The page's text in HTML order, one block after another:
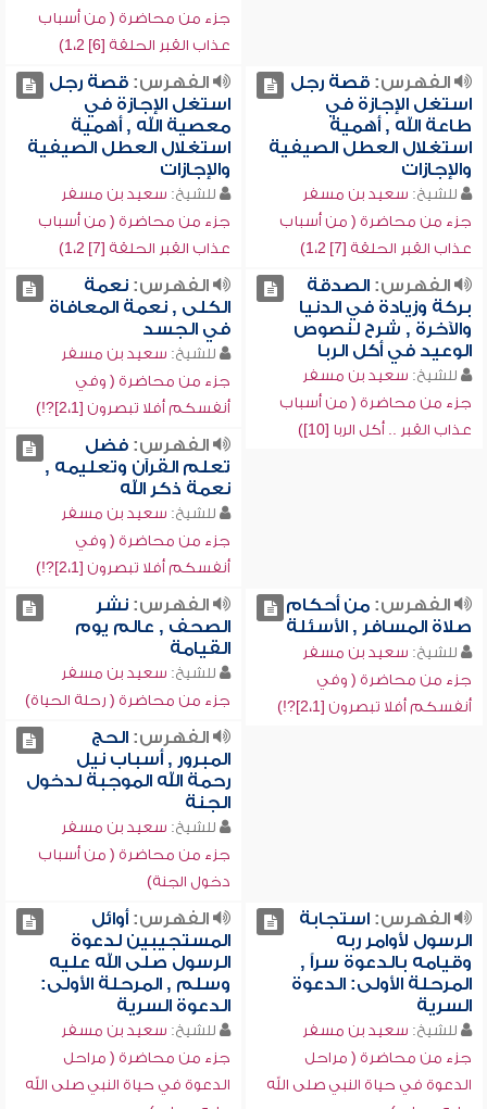
جزء من محاضرة ( من أسباب
عذاب القبر الحلقة [6] 1،2)
الفهرس:قصة رجل
استغل الإجازة في
طاعة الله , أهمية
استغلال العطل الصيفية
والإجازات
للشيخ: سعيد بن مسفر
جزء من محاضرة ( من أسباب
عذاب القبر الحلقة [7] 1،2)
الفهرس:قصة رجل
استغل الإجازة في
معصية الله , أهمية
استغلال العطل الصيفية
والإجازات
للشيخ: سعيد بن مسفر
جزء من محاضرة ( من أسباب
عذاب القبر الحلقة [7] 1،2)
الفهرس:الصدقة
بركة وزيادة في الدنيا
والآخرة , شرح لنصوص
الوعيد في أكل الربا
للشيخ: سعيد بن مسفر
جزء من محاضرة ( من أسباب
عذاب القبر .. أكل الربا [10])
الفهرس:نعمة
الكلى , نعمة المعافاة
في الجسد
للشيخ: سعيد بن مسفر
جزء من محاضرة ( وفي
أنفسكم أفلا تبصرون [2،1]?!)
الفهرس:فضل
تعلم القرآن وتعليمه ,
نعمة ذكر الله
للشيخ: سعيد بن مسفر
جزء من محاضرة ( وفي
أنفسكم أفلا تبصرون [2،1]?!)
الفهرس:من أحكام
صلاة المسافر , الأسئلة
للشيخ: سعيد بن مسفر
جزء من محاضرة ( وفي
أنفسكم أفلا تبصرون [2،1]?!)
الفهرس:نشر
الصحف , عالم يوم
القيامة
للشيخ: سعيد بن مسفر
جزء من محاضرة ( رحلة الحياة)
الفهرس:الحج
المبرور , أسباب نيل
رحمة الله الموجبة لدخول
الجنة
للشيخ: سعيد بن مسفر
جزء من محاضرة ( من أسباب
دخول الجنة)
الفهرس:استجابة
الرسول لأوامر ربه
وقيامه بالدعوة سراً ,
المرحلة الأولى: الدعوة
السرية
للشيخ: سعيد بن مسفر
جزء من محاضرة ( مراحل
الدعوة في حياة النبي صلى الله
الفهرس:أوائل
المستجيبين لدعوة
الرسول صلى الله عليه
وسلم , المرحلة الأولى:
الدعوة السرية
للشيخ: سعيد بن مسفر
جزء من محاضرة ( مراحل
الدعوة في حياة النبي صلى الله